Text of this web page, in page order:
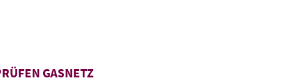
GASNETZ